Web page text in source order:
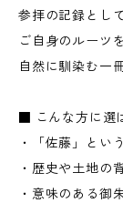
参拝の記録とし
ご自身のルーツ
自然に馴染む一
■ こんな方に選
・「佐藤」とい
・歴史や土地の
・意味のある御